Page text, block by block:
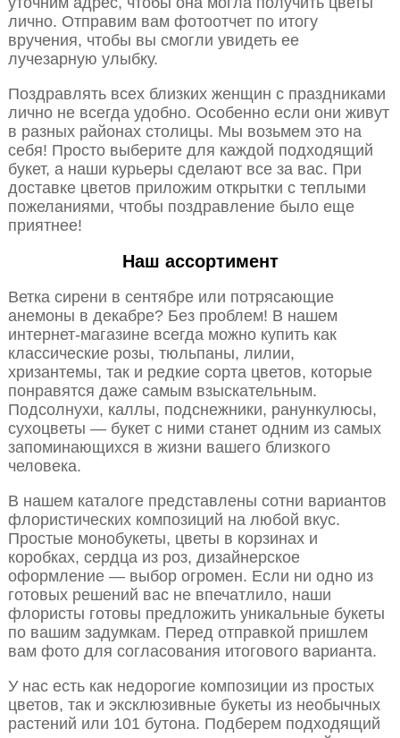
лично. Отправим вам фотоотчет по итогу
вручения, чтобы вы смогли увидеть ее
лучезарную улыбку.
Поздравлять всех близких женщин с праздниками
лично не всегда удобно. Особенно если они живут
в разных районах столицы. Мы возьмем это на
себя! Просто выберите для каждой подходящий
букет, а наши курьеры сделают все за вас. При
доставке цветов приложим открытки с теплыми
пожеланиями, чтобы поздравление было еще
приятнее!
Наш ассортимент
Ветка сирени в сентябре или потрясающие
анемоны в декабре? Без проблем! В нашем
интернет-магазине всегда можно купить как
классические розы, тюльпаны, лилии,
хризантемы, так и редкие сорта цветов, которые
понравятся даже самым взыскательным.
Подсолнухи, каллы, подснежники, ранункулюсы,
сухоцветы — букет с ними станет одним из самых
запоминающихся в жизни вашего близкого
человека.
В нашем каталоге представлены сотни вариантов
флористических композиций на любой вкус.
Простые монобукеты, цветы в корзинах и
коробках, сердца из роз, дизайнерское
оформление — выбор огромен. Если ни одно из
готовых решений вас не впечатлило, наши
флористы готовы предложить уникальные букеты
по вашим задумкам. Перед отправкой пришлем
вам фото для согласования итогового варианта.
У нас есть как недорогие композиции из простых
цветов, так и эксклюзивные букеты из необычных
растений или 101 бутона. Подберем подходящий